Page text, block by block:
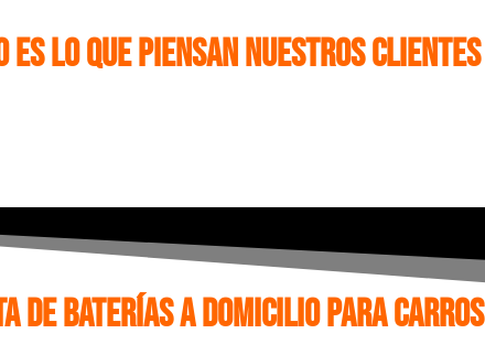
es lo que piensan nuestros clientes
de baterías a domicilio para Carros